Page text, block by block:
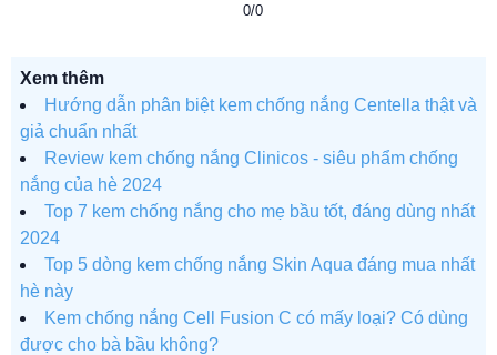
0/0
Xem thêm
Hướng dẫn phân biệt kem chống nắng Centella thật và
giả chuẩn nhất
Review kem chống nắng Clinicos - siêu phẩm chống
nắng của hè 2024
Top 7 kem chống nắng cho mẹ bầu tốt, đáng dùng nhất
2024
Top 5 dòng kem chống nắng Skin Aqua đáng mua nhất
hè này
Kem chống nắng Cell Fusion C có mấy loại? Có dùng
được cho bà bầu không?